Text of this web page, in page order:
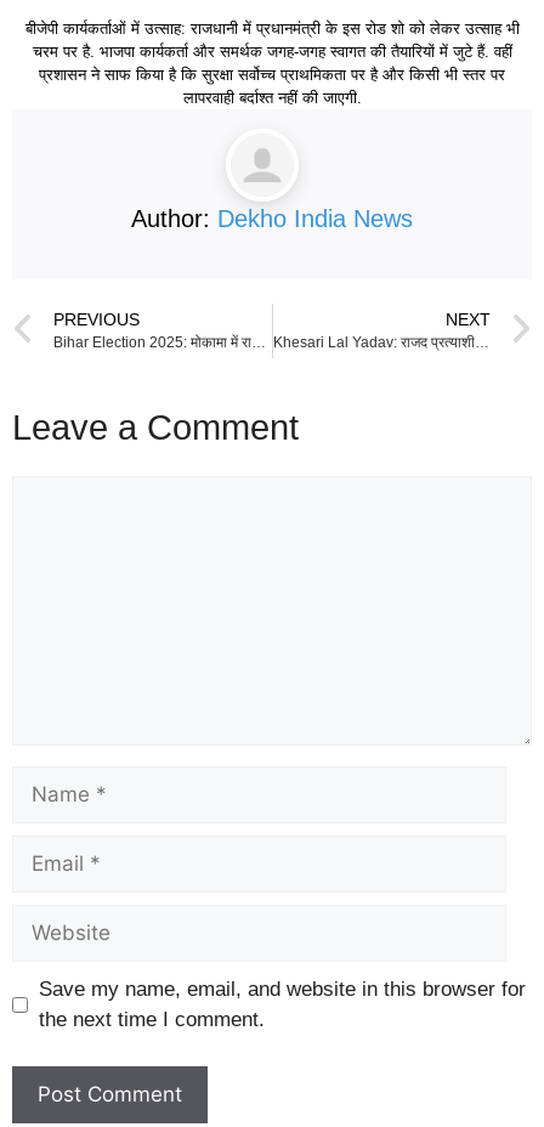
बीजेपी कार्यकर्ताओं में उत्साह: राजधानी में प्रधानमंत्री के इस रोड शो को लेकर उत्साह भी
चरम पर है. भाजपा कार्यकर्ता और समर्थक जगह-जगह स्वागत की तैयारियों में जुटे हैं. वहीं
प्रशासन ने साफ किया है कि सुरक्षा सर्वोच्च प्राथमिकता पर है और किसी भी स्तर पर
लापरवाही बर्दाश्त नहीं की जाएगी.
Author: Dekho India News
PREVIOUS
Bihar Election 2025: मोकामा में राजद प्रत्याशी वीणा देवी के काफिले पर हमला, बाल-बाल बचीं, बढ़ा तनाव
NEXT
Khesari Lal Yadav: राजद प्रत्याशी खेसारी लाल यादव के मुंबई वाले बंगले पर चला बुलडोजर का खतरा, नगर निगम ने जारी किया नोटिस
Leave a Comment
Save my name, email, and website in this browser for
the next time I comment.